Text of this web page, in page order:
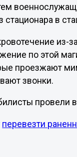
в
из-
по этой
проезжают
звонки.
провели
перевезти